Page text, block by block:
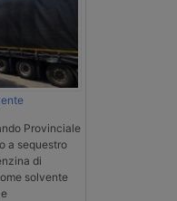
Provinciale
a sequestro
di
solvente